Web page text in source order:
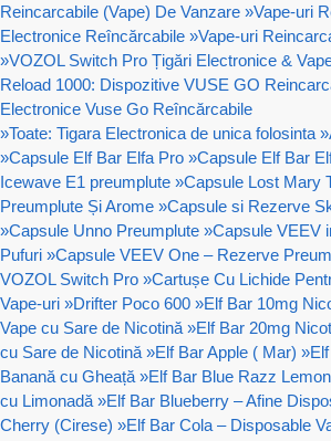
Reincarcabile (Vape) De Vanzare »Vape-uri
Electronice Reîncărcabile »Vape-uri
»VOZOL Switch Pro Țigări Electronice &
Reload 1000: Dispozitive VUSE GO
Electronice Vuse Go Reîncărcabile
»Toate: Tigara Electronica de unica folosinta »
»Capsule Elf Bar Elfa Pro »Capsule Elf Bar
Icewave E1 preumplute »Capsule Lost Mary
Preumplute Și Arome »Capsule si Rezerve
»Capsule Unno Preumplute »Capsule VEEV
Pufuri »Capsule VEEV One – Rezerve
VOZOL Switch Pro »Cartușe Cu Lichide
Vape-uri »Drifter Poco 600 »Elf Bar 10mg
Vape cu Sare de Nicotină »Elf Bar 20mg
cu Sare de Nicotină »Elf Bar Apple ( Mar) »
Banană cu Gheață »Elf Bar Blue Razz
cu Limonadă »Elf Bar Blueberry – Afine
Cherry (Cirese) »Elf Bar Cola – Disposable